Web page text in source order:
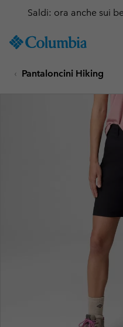
TO
SKIP
Saldi: ora anche sui
Pantaloncini Hiking